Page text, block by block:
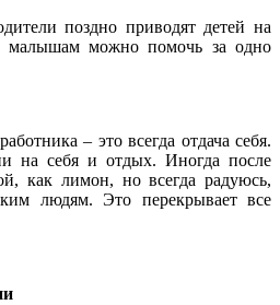
поздно приводят детей на
малышам можно помочь за одно
– это всегда отдача себя.
на себя и отдых. Иногда после
как лимон, но всегда радуюсь,
людям. Это перекрывает все